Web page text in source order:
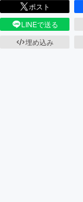
ポスト
LINEで送る
埋め込み